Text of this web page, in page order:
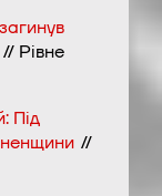
// Рівне
Під
//